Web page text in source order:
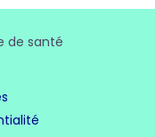
de santé